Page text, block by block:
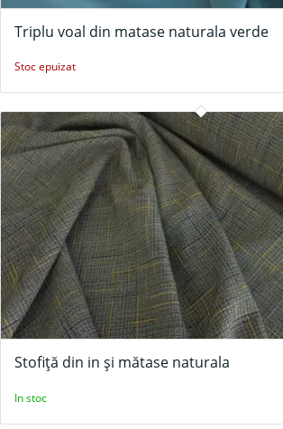
Triplu voal din matase naturala verde
Stoc epuizat
Stofiță din in și mătase naturala
In stoc